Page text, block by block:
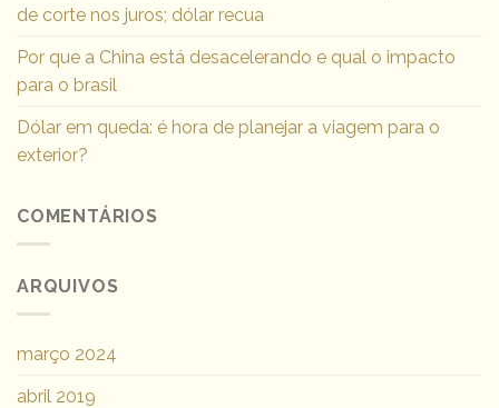
de corte nos juros; dólar recua
Por que a China está desacelerando e qual o impacto
para o brasil
Dólar em queda: é hora de planejar a viagem para o
exterior?
COMENTÁRIOS
ARQUIVOS
março 2024
abril 2019